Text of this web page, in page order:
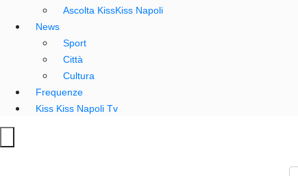
Ascolta KissKiss Napoli
News
Sport
Città
Cultura
Frequenze
Kiss Kiss Napoli Tv